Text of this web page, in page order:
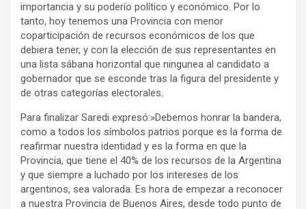
importancia y su poderío político y económico. Por lo
tanto, hoy tenemos una Provincia con menor
coparticipación de recursos económicos de los que
debiera tener, y con la elección de sus representantes en
una lista sábana horizontal que ningunea al candidato a
gobernador que se esconde tras la figura del presidente y
de otras categorías electorales.
Para finalizar Saredi expresó:»Debemos honrar la bandera,
como a todos los símbolos patrios porque es la forma de
reafirmar nuestra identidad y es la forma en que la
Provincia, que tiene el 40% de los recursos de la Argentina
y que siempre a luchado por los intereses de los
argentinos, sea valorada. Es hora de empezar a reconocer
a nuestra Provincia de Buenos Aires, desde todo punto de